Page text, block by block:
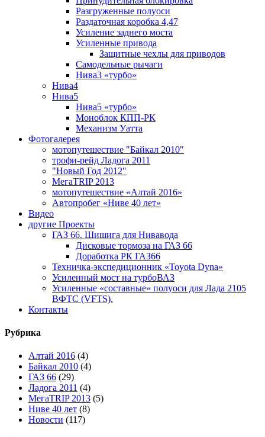
Разгруженные полуоси
Раздаточная коробка 4,47
Усиление заднего моста
Усиленные привода
Защитные чехлы для приводов
Самодельные рычаги
Нива3 «турбо»
Нива4
Нива5
Нива5 «турбо»
Моноблок КПП-РК
Механизм Уатта
Фотогалерея
мотопутешествие "Байкал 2010"
трофи-рейд Ладога 2011
"Новый Год 2012"
МегаTRIP 2013
мотопутешествие «Алтай 2016»
Автопробег «Ниве 40 лет»
Видео
другие Проекты
ГАЗ 66. Шишига для Нивавода
Дисковые тормоза на ГАЗ 66
Доработка РК ГАЗ66
Техничка-экспедиционник «Toyota Dyna»
Усиленный мост на турбоВАЗ
Усиленные «составные» полуоси для Лада 2105
ВФТС (VFTS).
Контакты
Рубрика
Алтай 2016 (4)
Байкал 2010 (4)
ГАЗ 66 (29)
Ладога 2011 (4)
МегаTRIP 2013 (5)
Ниве 40 лет (8)
Новости (117)